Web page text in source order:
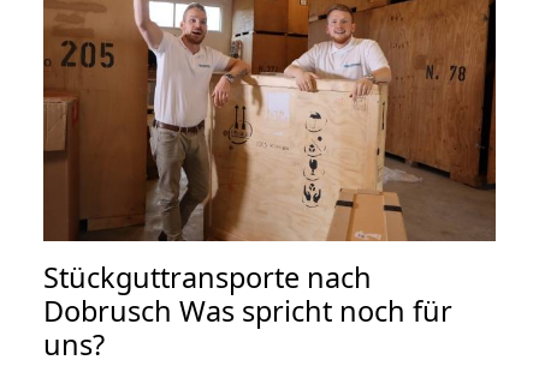
Stückguttransporte nach
Dobrusch Was spricht noch für
uns?